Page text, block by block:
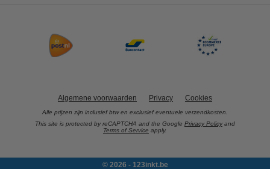
Algemene voorwaarden Privacy Cookies
Alle prijzen zijn inclusief btw en exclusief eventuele verzendkosten.
This site is protected by reCAPTCHA and the Google Privacy Policy and
Terms of Service apply.
© 2026 - 123inkt.be